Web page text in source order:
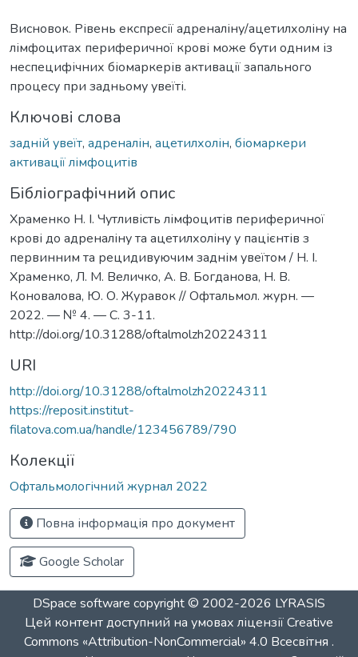
Висновок. Рівень експресії адреналіну/ацетилхоліну на
лімфоцитах периферичної крові може бути одним із
неспецифічних біомаркерів активації запального
процесу при задньому увеїті.
Ключові слова
задній увеїт, адреналін, ацетилхолін, біомаркери
активації лімфоцитів
Бібліографічний опис
Храменко Н. І. Чутливість лімфоцитів периферичної
крові до адреналіну та ацетилхоліну у пацієнтів з
первинним та рецидивуючим заднім увеїтом / Н. І.
Храменко, Л. М. Величко, А. В. Богданова, Н. В.
Коновалова, Ю. О. Журавок // Офтальмол. журн. —
2022. — № 4. — С. 3-11.
http://doi.org/10.31288/oftalmolzh20224311
URI
http://doi.org/10.31288/oftalmolzh20224311
https://reposit.institut-
filatova.com.ua/handle/123456789/790
Колекції
Офтальмологічний журнал 2022
Повна інформація про документ
Google Scholar
DSpace software copyright © 2002-2026 LYRASIS
Цей контент доступний на умовах ліцензіїCreative
Commons «Attribution-NonCommercial» 4.0 Всесвітня .